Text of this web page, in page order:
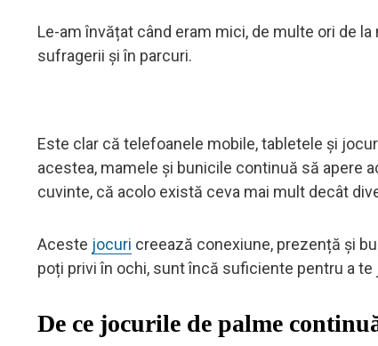
Le-am învățat când eram mici, de multe ori de
sufragerii și în parcuri.
Este clar că telefoanele mobile, tabletele și
acestea, mamele și bunicile continuă să apere
cuvinte, că acolo există ceva mai mult decât
Aceste jocuri creează conexiune, prezență și
poți privi în ochi, sunt încă suficiente pentru a
De ce jocurile de palme